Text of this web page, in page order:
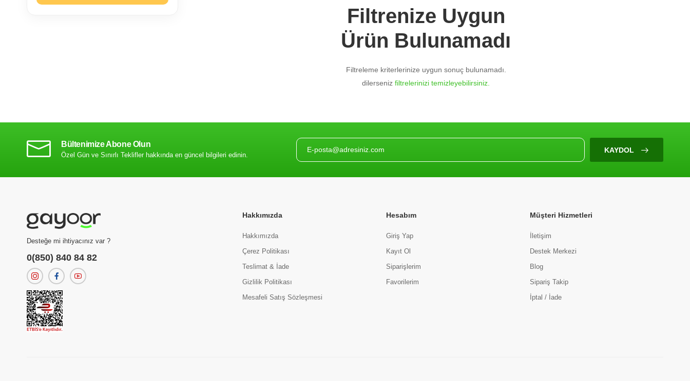
Filtrenize Uygun
Ürün Bulunamadı
Filtreleme kriterlerinize uygun sonuç bulunamadı.
dilerseniz filtrelerinizi temizleyebilirsiniz.
Bültenimize Abone Olun
Özel Gün ve Sınırlı Teklifler hakkında en güncel bilgileri edinin.
KAYDOL
Desteğe mi ihtiyacınız var ?
0(850) 840 84 82
Hakkımızda
Hakkımızda
Çerez Politikası
Teslimat & İade
Gizlilik Politikası
Mesafeli Satış Sözleşmesi
Hesabım
Giriş Yap
Kayıt Ol
Siparişlerim
Favorilerim
Müşteri Hizmetleri
İletişim
Destek Merkezi
Blog
Sipariş Takip
İptal / İade